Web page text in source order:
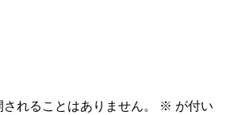
れることはありません。 ※ が付い